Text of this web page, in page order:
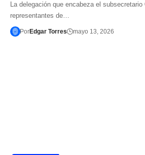
La delegación que encabeza el
representantes de…
PorEdgar Torres mayo 13, 2026